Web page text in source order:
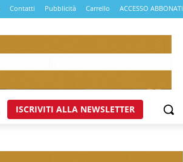
Contatti Pubblicità Carrello ACCESSO ABBONATI
ISCRIVITI ALLA NEWSLETTER